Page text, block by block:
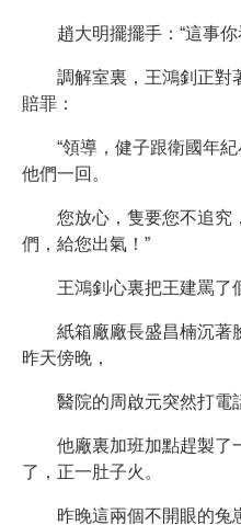
趙大明擺擺手：“這事你
調解室裏，王鴻釗正對
賠罪：
“領導，健子跟衛國年
他們一回。
您放心，隻要您不追究
們，給您出氣！”
王鴻釗心裏把王建罵了
紙箱廠廠長盛昌楠沉著
昨天傍晚，
醫院的周啟元突然打電
他廠裏加班加點趕製了
了，正一肚子火。
昨晚這兩個不開眼的兔